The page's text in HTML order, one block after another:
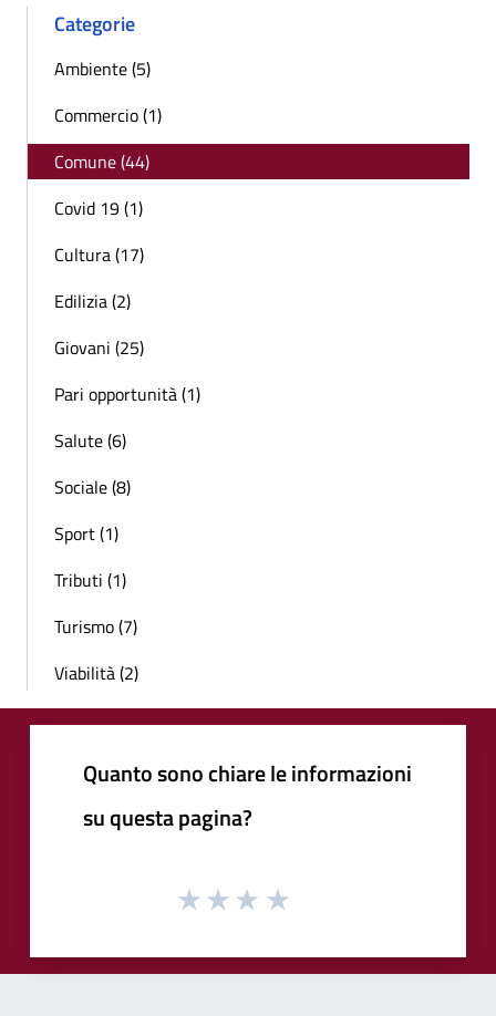
Categorie
Ambiente (5)
Commercio (1)
Comune (44)
Covid 19 (1)
Cultura (17)
Edilizia (2)
Giovani (25)
Pari opportunità (1)
Salute (6)
Sociale (8)
Sport (1)
Tributi (1)
Turismo (7)
Viabilità (2)
Quanto sono chiare le informazioni
su questa pagina?